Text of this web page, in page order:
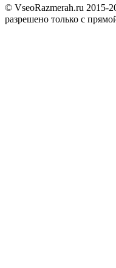
© VseoRazmerah.ru 2015-
разрешено только с